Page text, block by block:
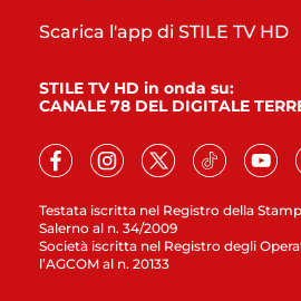
Testata iscritta nel Registro della
Salerno al n. 34/2009
Società iscritta nel Registro degli
l’AGCOM al n. 20133
Scarica l'app di STILE TV HD
STILE TV HD in onda su:
CANALE 78 DEL DIGITALE